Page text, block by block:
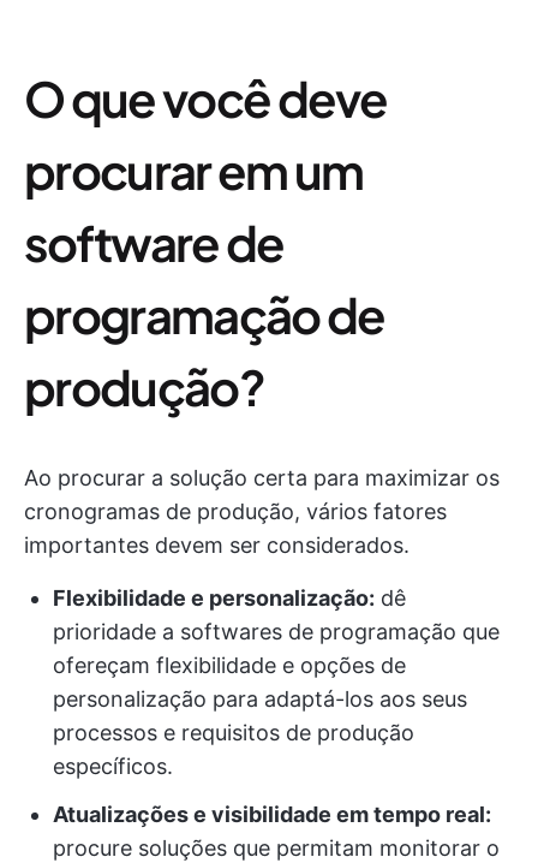
O que você deve
procurar em um
software de
programação de
produção?
Ao procurar a solução certa para maximizar os
cronogramas de produção, vários fatores
importantes devem ser considerados.
Flexibilidade e personalização: dê
prioridade a softwares de programação que
ofereçam flexibilidade e opções de
personalização para adaptá-los aos seus
processos e requisitos de produção
específicos.
Atualizações e visibilidade em tempo real:
procure soluções que permitam monitorar o